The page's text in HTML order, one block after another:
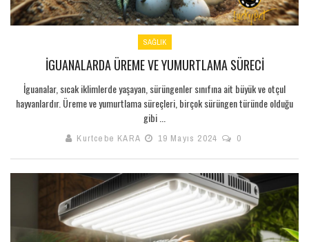
SAĞLIK
İGUANALARDA ÜREME VE YUMURTLAMA SÜRECI
İguanalar, sıcak iklimlerde yaşayan, sürüngenler sınıfına ait büyük ve otçul
hayvanlardır. Üreme ve yumurtlama süreçleri, birçok sürüngen türünde olduğu
gibi ...
Kurtcebe KARA 19 Mayıs 2024 0